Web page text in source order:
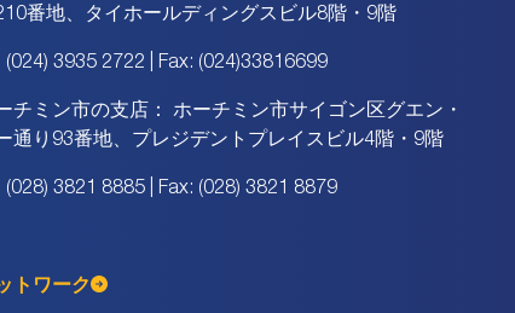
番地、タイホールディングスビル8階・9階
(024) 3935 2722 | Fax: (024)33816699
チミン市の支店：
ホーチミン市サイゴン区グエン・
通り93番地、プレジデントプレイスビル4階・9階
(028) 3821 8885 | Fax: (028) 3821 8879
トワーク